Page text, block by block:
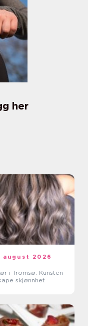
her
august 2026
i Tromsø: Kunsten
skjønnhet